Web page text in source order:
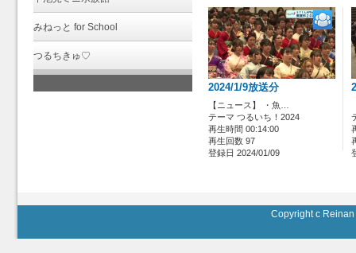
みねっと for School
つるちきゅ♡
2024/1/9放送分
【ニュース】 ・魚…
テーマ つるいち！2024
再生時間 00:14:00
再生回数 97
登録日 2024/01/09
Copyright c